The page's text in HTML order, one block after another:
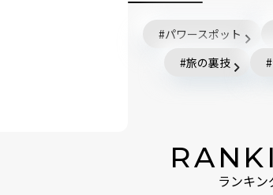
パワースポット
旅の裏技
ランキン